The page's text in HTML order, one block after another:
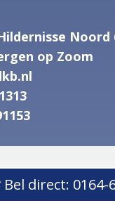
Noord
op Zoom
Bel direct: 0164-